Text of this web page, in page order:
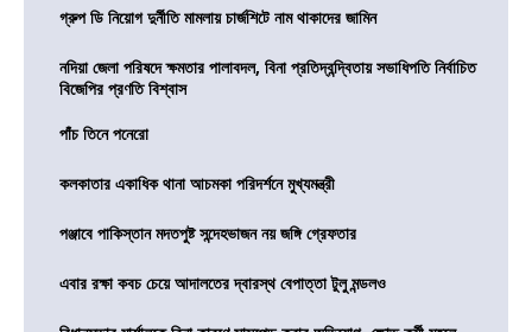
গ্রুপ ডি নিয়োগ দুর্নীতি মামলায় চার্জশিটে নাম থাকাদের জামিন
নদিয়া জেলা পরিষদে ক্ষমতার পালাবদল, বিনা প্রতিদ্বন্দ্বিতায় সভাধিপতি নির্বাচিত
বিজেপির প্রণতি বিশ্বাস
পাঁচ তিনে পনেরো
কলকাতার একাধিক থানা আচমকা পরিদর্শনে মুখ্যমন্ত্রী
পঞ্জাবে পাকিস্তান মদতপুষ্ট সন্দেহভাজন নয় জঙ্গি গ্রেফতার
এবার রক্ষা কবচ চেয়ে আদালতের দ্বারস্থ বেপাত্তা টুলু মন্ডলও